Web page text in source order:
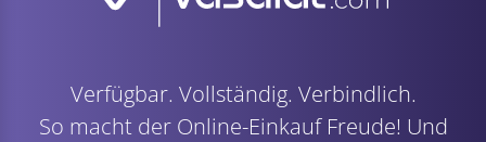
Verfügbar. Vollständig. Verbindlich.
So macht der Online-Einkauf Freude! Und